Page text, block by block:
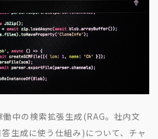
中の検索拡張生成(RAG。社内文
生成に使う仕組み)について、チャ